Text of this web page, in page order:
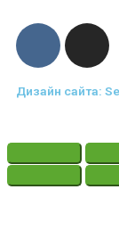
Дизайн сайта: